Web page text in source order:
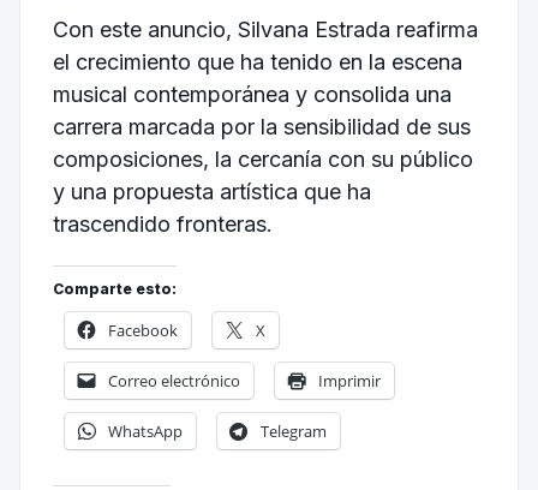
Con este anuncio, Silvana Estrada reafirma
el crecimiento que ha tenido en la escena
musical contemporánea y consolida una
carrera marcada por la sensibilidad de sus
composiciones, la cercanía con su público
y una propuesta artística que ha
trascendido fronteras.
Comparte esto:
Facebook X
Correo electrónico Imprimir
WhatsApp Telegram